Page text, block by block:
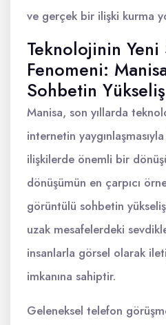
ve gerçek bir ilişki kurma
Teknolojinin Yeni
Fenomeni:
Sohbetin
Manisa, son yıllarda
internetin
ilişkilerde önemli bir
dönüşümün en çarpıcı
görüntülü sohbetin
uzak mesafelerdeki
insanlarla görsel olarak
imkanına sahiptir.
Geleneksel telefon